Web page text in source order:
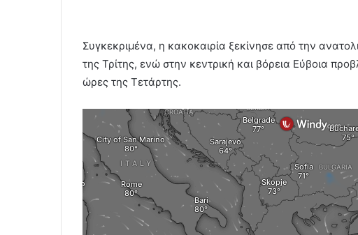
Συγκεκριμένα, η κακοκαιρία ξεκίνησε από την
της Τρίτης, ενώ στην κεντρική και βόρεια Εύβοια
ώρες της Τετάρτης.